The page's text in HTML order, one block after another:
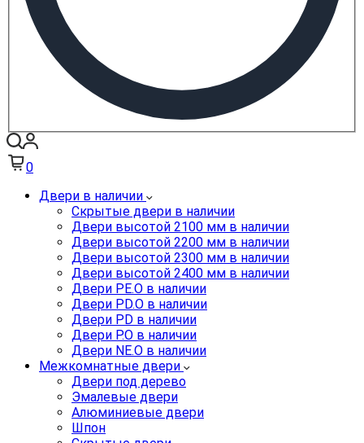
0
Двери в наличии
Скрытые двери в наличии
Двери высотой 2100 мм в наличии
Двери высотой 2200 мм в наличии
Двери высотой 2300 мм в наличии
Двери высотой 2400 мм в наличии
Двери PE.O в наличии
Двери PD.O в наличии
Двери PD в наличии
Двери P.O в наличии
Двери NE.O в наличии
Межкомнатные двери
Двери под дерево
Эмалевые двери
Алюминиевые двери
Шпон